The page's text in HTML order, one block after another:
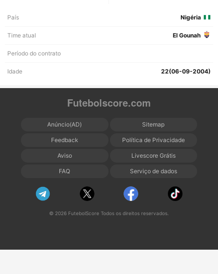
País Nigéria
Time atual El Gounah
Período do contrato
Idade 22(06-09-2004)
Futebolscore.com
Anúncio(AD) Sitemap
Feedback Política de Privacidade
Aviso Livescore Grátis
FAQ Serviço de dados
© 2026 FutebolScore Todos os direitos reservados.